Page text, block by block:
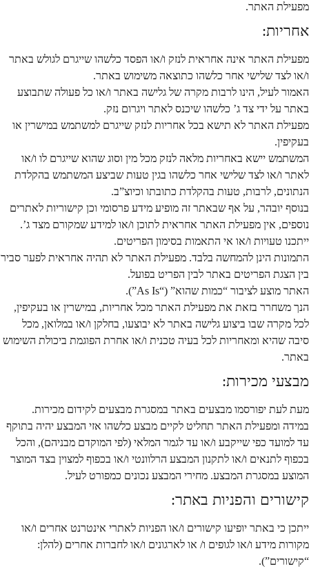
מפעילת האתר.
אחריות:
מפעילת האתר אינה אחראית לנזק ו/או הפסד כלשהו שייגרם לגולש באתר
ו/או לצד שלישי אחר כלשהו כתוצאה משימוש באתר.
האמור לעיל, הינו לרבות מקרה של גלישה באתר ו/או כל פעולה שתבוצע
באתר על ידי צד ג’ כלשהו שיכנס לאתר ויגרום נזק.
מפעילת האתר לא תישא בכל אחריות לנזק שייגרם למשתמש במישרין או
בעקיפין.
המשתמש יישא באחריות מלאה לנזק מכל מין וסוג שהוא שייגרם לו ו/או
לאתר ו/או לצד שלישי אחר כלשהו בגין טעות שביצע המשתמש בהקלדת
הנתונים, לרבות, טעות בהקלדת כתובתו וכיוצ”ב.
בנוסף יובהר, על אף שבאתר זה מופיע מידע פרסומי וכן קישוריות לאתרים
נוספים, אין מפעילת האתר אחראית לתוכן ו/או למידע שמקורם מצד ג’.
ייתכנו טעויות ו/או אי התאמות בסימון הפריטים.
התמונות הינן להמחשה בלבד. מפעילת האתר לא תהיה אחראית לפער סביר
בין הצגת הפריטים באתר לבין הפריט בפועל.
האתר מוצע לציבור “כמות שהוא” (“As Is”).
הנך משחרר בזאת את מפעילת האתר מכל אחריות, במישרין או בעקיפין,
לכל מקרה שבו ביצוע גלישה באתר לא יבוצעו, בחלקן ו/או במלואן, מכל
סיבה שהיא ומאחריות לכל בעיה טכנית ו/או אחרת הפוגמת ביכולת השימוש
באתר.
מבצעי מכירות:
מעת לעת יפורסמו מבצעים באתר במסגרת מבצעים לקידום מכירות.
במידה ומפעילת האתר תחליט לקיים מבצע כלשהו אזי המבצע יהיה בתוקף
עד למועד כפי שייקבע ו/או עד לגמר המלאי (לפי המוקדם מבניהם), והכל
בכפוף לתנאים ו/או לתקנון המבצע הרלוונטי ו/או בכפוף למצוין בצד המוצר
המוצע במסגרת המבצע. מחירי המבצע נכונים כמפורט לעיל.
קישורים והפניות באתר:
ייתכן כי באתר יופיעו קישורים ו/או הפניות לאתרי אינטרנט אחרים ו/או
מקורות מידע ו/או לגופים ו/ או לארגונים ו/או לחברות אחרים (להלן:
“קישורים”).